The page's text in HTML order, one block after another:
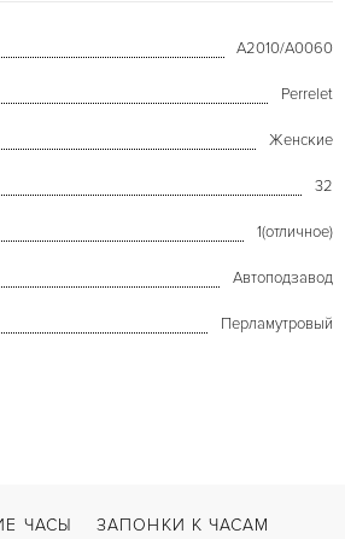
A2010/A0060
Perrelet
Женские
32
1(отличное)
Автоподзавод
Перламутровый
ЧАСЫ
ЗАПОНКИ К ЧАСАМ